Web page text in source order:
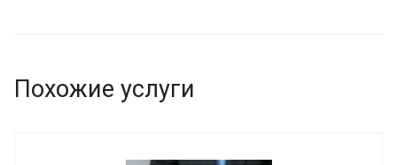
Похожие услуги